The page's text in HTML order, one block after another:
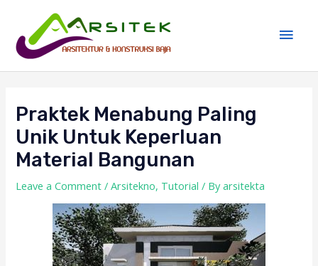
content
Praktek Menabung Paling
Unik Untuk Keperluan
Material Bangunan
Leave a Comment /Arsitekno, Tutorial / Byarsitekta